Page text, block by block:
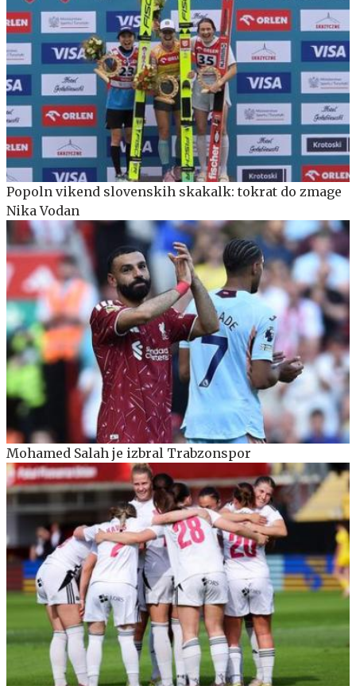
Popoln vikend slovenskih skakalk: tokrat do zmage
Nika Vodan
Mohamed Salah je izbral Trabzonspor